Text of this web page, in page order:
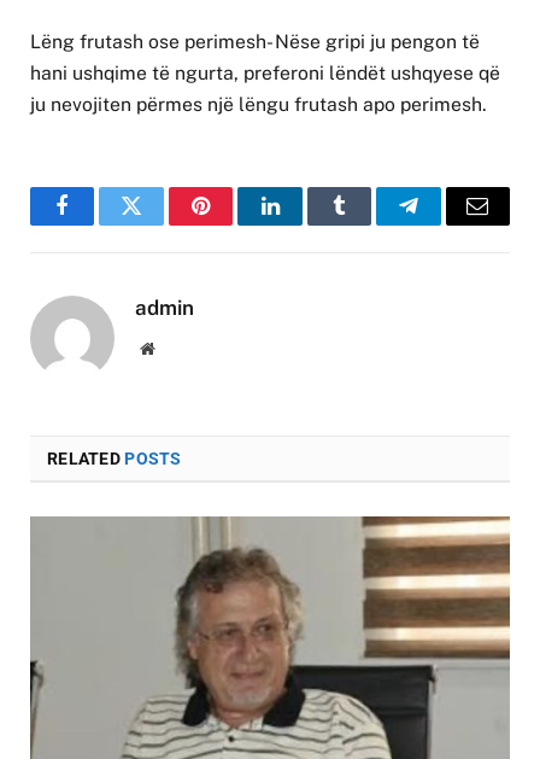
Lëng frutash ose perimesh- Nëse gripi ju pengon të
hani ushqime të ngurta, preferoni lëndët ushqyese që
ju nevojiten përmes një lëngu frutash apo perimesh.
FacebookTwitter PinterestLinkedInTumblr TelegramEmail
admin
Website
RELATEDPOSTS